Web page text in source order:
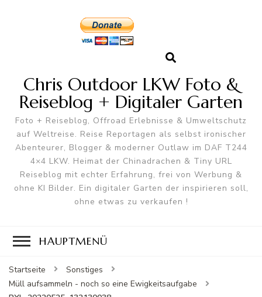
Chris Outdoor LKW Foto &
Reiseblog + Digitaler Garten
Foto + Reiseblog, Offroad Erlebnisse & Umweltschutz
auf Weltreise. Reise Reportagen als selbst ironischer
Abenteurer, Blogger & moderner Outlaw im DAF T244
4×4 LKW. Heimat der Chinadrachen & Tiny URL
Reiseblog mit echter Erfahrung, frei von Werbung &
ohne KI Bilder. Ein digitaler Garten der inspirieren soll,
ohne etwas zu verkaufen !
HAUPTMENÜ
Startseite
Sonstiges
Müll aufsammeln - noch so eine Ewigkeitsaufgabe